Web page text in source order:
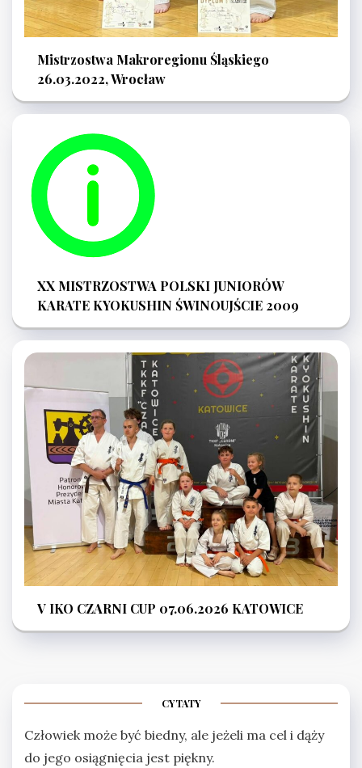
Mistrzostwa Makroregionu Śląskiego
26.03.2022, Wrocław
XX MISTRZOSTWA POLSKI JUNIORÓW
KARATE KYOKUSHIN ŚWINOUJŚCIE 2009
V IKO CZARNI CUP 07.06.2026 KATOWICE
CYTATY
Człowiek może być biedny, ale jeżeli ma cel i dąży
do jego osiągnięcia jest piękny.